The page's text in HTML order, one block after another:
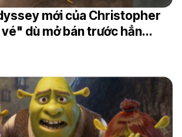
mới của Christopher
dù mở bán trước hẳn...